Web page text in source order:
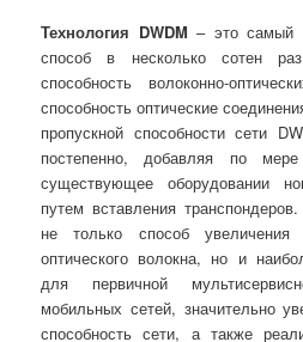
Технология DWDM – это самый
способ в несколько сотен
способность волоконно-
способность оптические
пропускной способности сети
постепенно, добавляя по
существующее оборудовании
путем вставления
не только способ увеличения
оптического волокна, но и
для первичной
мобильных сетей, значительно
способность сети, а также